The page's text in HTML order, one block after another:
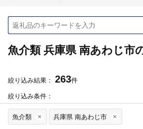
魚介類 兵庫県 南あわじ市
絞り込み結果： 263件
絞り込み条件：
魚介類 兵庫県 南あわじ市